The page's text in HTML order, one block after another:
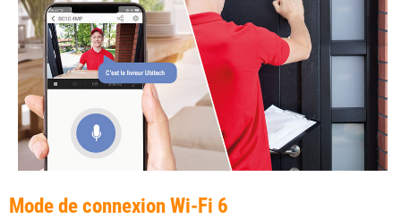
Mode de connexion Wi-Fi 6